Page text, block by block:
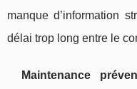
manque d’information
délai trop long entre le
Maintenance